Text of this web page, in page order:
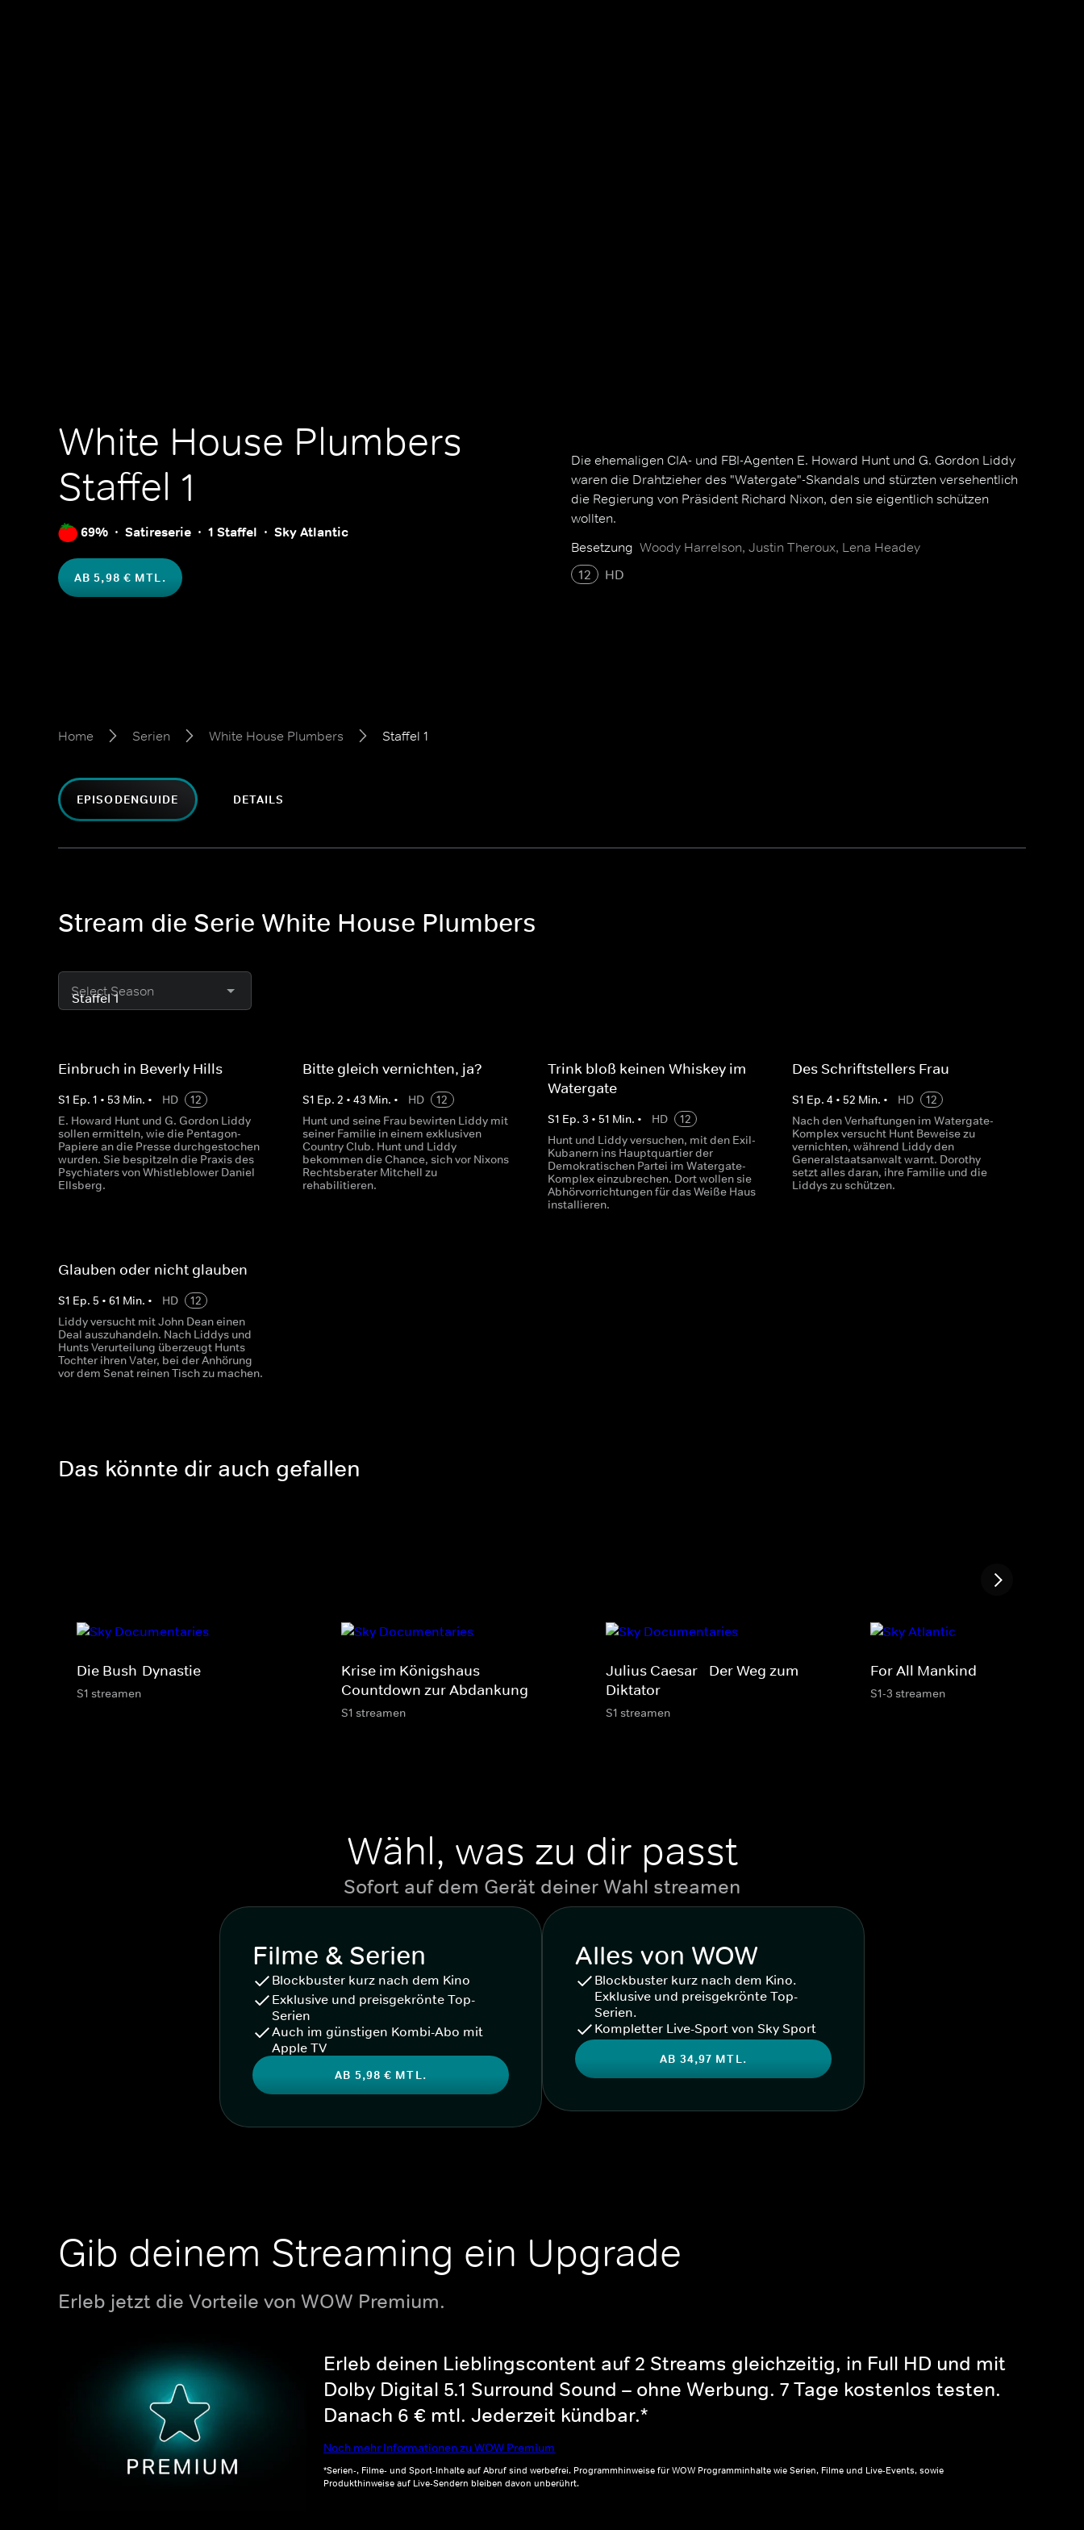
White House Plumbers
Staffel 1
69% Satireserie 1 Staffel Sky Atlantic
AB 5,98 € MTL.
Die ehemaligen CIA- und FBI-Agenten E. Howard Hunt und G. Gordon Liddy
waren die Drahtzieher des "Watergate"-Skandals und stürzten versehentlich
die Regierung von Präsident Richard Nixon, den sie eigentlich schützen
wollten.
Besetzung Woody Harrelson, Justin Theroux, Lena Headey
12
HD
Home Serien White House Plumbers Staffel 1
EPISODENGUIDE DETAILS
Stream die Serie White House Plumbers
Select Season
Einbruch in Beverly Hills
S1 Ep. 1 • 53 Min. • HD
12
E. Howard Hunt und G. Gordon Liddy
sollen ermitteln, wie die Pentagon-
Papiere an die Presse durchgestochen
wurden. Sie bespitzeln die Praxis des
Psychiaters von Whistleblower Daniel
Ellsberg.
Bitte gleich vernichten, ja?
S1 Ep.2 •43 Min. • HD
12
Hunt und seine Frau bewirten Liddy mit
seiner Familie in einem exklusiven
Country Club. Hunt und Liddy
bekommen die Chance, sich vor Nixons
Rechtsberater Mitchell zu
rehabilitieren.
Trink bloß keinen Whiskey im
Watergate
S1 Ep. 3 • 51 Min. • HD
12
Hunt und Liddy versuchen, mit den Exil-
Kubanern ins Hauptquartier der
Demokratischen Partei im Watergate-
Komplex einzubrechen. Dort wollen sie
Abhörvorrichtungen für das Weiße Haus
installieren.
Des Schriftstellers Frau
S1 Ep. 4 • 52 Min. • HD
12
Nach den Verhaftungen im Watergate-
Komplex versucht Hunt Beweise zu
vernichten, während Liddy den
Generalstaatsanwalt warnt. Dorothy
setzt alles daran, ihre Familie und die
Liddys zu schützen.
Glauben oder nicht glauben
S1 Ep. 5 • 61 Min. • HD
12
Liddy versucht mit John Dean einen
Deal auszuhandeln. Nach Liddys und
Hunts Verurteilung überzeugt Hunts
Tochter ihren Vater, bei der Anhörung
vor dem Senat reinen Tisch zu machen.
Das könnte dir auch gefallen
Die Bush-Dynastie
S1 streamen
Krise im Königshaus -
Countdown zur Abdankung
S1 streamen
Julius Caesar - Der Weg zum
Diktator
S1 streamen
For All Mankind
S1-3 streamen
Wähl, was zu dir passt
Sofort auf dem Gerät deiner Wahl streamen
Filme & Serien
Blockbuster kurz nach dem Kino
Exklusive und preisgekrönte Top-
Serien
Auch im günstigen Kombi-Abo mit
Apple TV
AB 5,98 € MTL.
Alles von WOW
Blockbuster kurz nach dem Kino.
Exklusive und preisgekrönte Top-
Serien.
Kompletter Live-Sport von Sky Sport
AB 34,97 MTL.
Gib deinem Streaming ein Upgrade
Erleb jetzt die Vorteile von WOW Premium.
Erleb deinen Lieblingscontent auf 2 Streams gleichzeitig, in Full HD und mit
Dolby Digital 5.1 Surround Sound – ohne Werbung. 7 Tage kostenlos testen.
Danach 6 € mtl. Jederzeit kündbar.*
Noch mehr Informationen zu WOW Premium
*Serien-, Filme- und Sport-Inhalte auf Abruf sind werbefrei. Programmhinweise für WOW Programminhalte wie Serien, Filme und Live-Events, sowie
Produkthinweise auf Live-Sendern bleiben davon unberührt.